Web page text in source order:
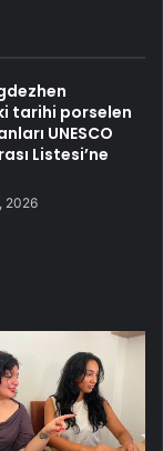
tarihi porselen
UNESCO
Listesi’ne
2026